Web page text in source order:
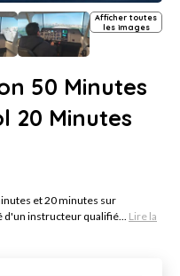
Afficher toutes
les images
50 Minutes
20 Minutes
et 20 minutes sur
d'un instructeur qualifié... Lire la